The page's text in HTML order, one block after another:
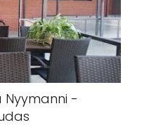
Nyymanni -